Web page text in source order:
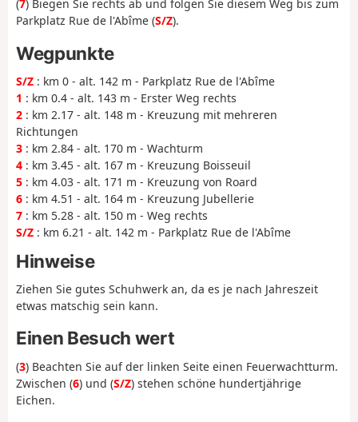
(7) Biegen Sie rechts ab und folgen Sie diesem Weg bis zum
Parkplatz Rue de l'Abîme (S/Z).
Wegpunkte
S/Z : km 0 - alt. 142 m - Parkplatz Rue de l'Abîme
1 : km 0.4 - alt. 143 m - Erster Weg rechts
2 : km 2.17 - alt. 148 m - Kreuzung mit mehreren
Richtungen
3 : km 2.84 - alt. 170 m - Wachturm
4 : km 3.45 - alt. 167 m - Kreuzung Boisseuil
5 : km 4.03 - alt. 171 m - Kreuzung von Roard
6 : km 4.51 - alt. 164 m - Kreuzung Jubellerie
7 : km 5.28 - alt. 150 m - Weg rechts
S/Z : km 6.21 - alt. 142 m - Parkplatz Rue de l'Abîme
Hinweise
Ziehen Sie gutes Schuhwerk an, da es je nach Jahreszeit
etwas matschig sein kann.
Einen Besuch wert
(3) Beachten Sie auf der linken Seite einen Feuerwachtturm.
Zwischen (6) und (S/Z) stehen schöne hundertjährige
Eichen.